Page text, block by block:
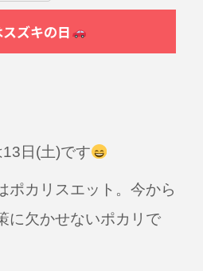
ズキの日
日(土)です
ポカリスエット。今から
に欠かせないポカリで